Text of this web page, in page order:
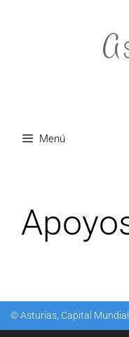
Menú
© Asturias, Capital